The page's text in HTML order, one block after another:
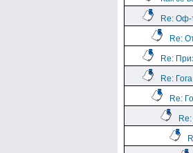
Re: Оф-
Re:
Re:
Re: Гога
Re: